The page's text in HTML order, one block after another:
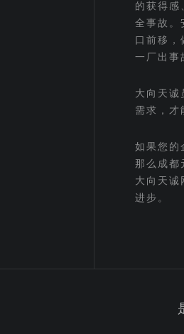
的获得感
全事故。
口前移，
一厂出事
大向天诚
需求，才
如果您的
那么成都
大向天诚
进步。